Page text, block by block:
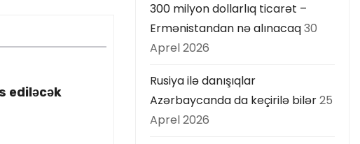
ediləcək
300 milyon dollarlıq ticarət –
Ermənistandan nə alınacaq30
Aprel 2026
Rusiya ilə danışıqlar
Azərbaycanda da keçirilə bilər25
Aprel 2026